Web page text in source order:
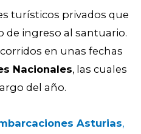
turísticos privados que
de ingreso al santuario.
en unas fechas
Nacionales, las cuales
del año.
Asturias,